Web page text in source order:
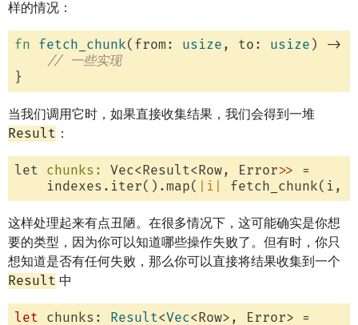
样的情况：
fn fetch_chunk(from: usize , to: usize ) ->
// 一些实现
当我们调用它时，如果直接收集结果，我们会得到一堆
Result ：
let chunks: Vec<Result<Row, Error>> =
    indexes.iter().map(
|i| fetch_chunk(i,
这样处理起来有点丑陋。在很多情况下，这可能确实是你想
要的类型，因为你可以知道哪些操作失败了。但有时，你只
想知道是否有任何失败，那么你可以直接将结果收集到一个
Result 中
let chunks: Result<Vec<Row>, Error> =